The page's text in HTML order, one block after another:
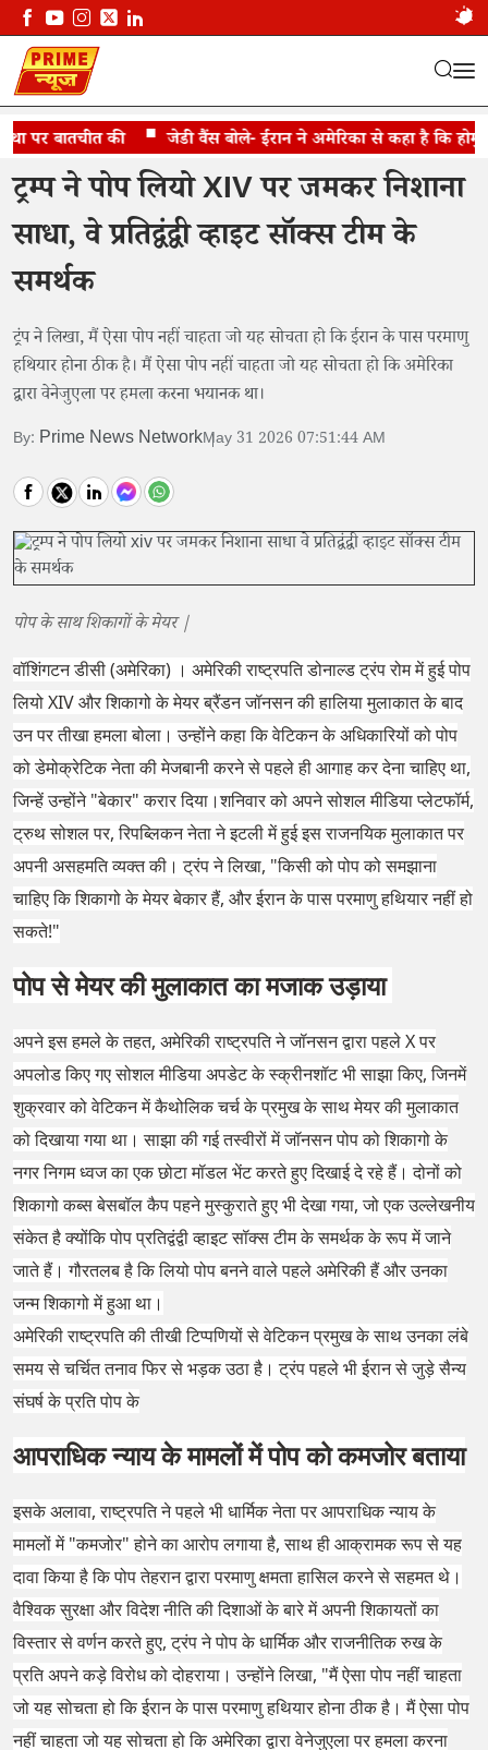
बातचीत की जेडी वैंस बोले- ईरान ने अमेरिका से कहा है कि होर्मुज
बोले, बेकार इंसान हैं शिकागो के मेयर
ट्रम्प ने पोप लियो XIV पर जमकर निशाना
साधा, वे प्रतिद्वंद्वी व्हाइट सॉक्स टीम के
समर्थक
ट्रंप ने लिखा, मैं ऐसा पोप नहीं चाहता जो यह सोचता हो कि ईरान के पास परमाणु
हथियार होना ठीक है। मैं ऐसा पोप नहीं चाहता जो यह सोचता हो कि अमेरिका
द्वारा वेनेजुएला पर हमला करना भयानक था।
By: Prime News NetworkMay 31 2026 07:51:44 AM
पोप के साथ शिकागों के मेयर |
वॉशिंगटन डीसी (अमेरिका) । अमेरिकी राष्ट्रपति डोनाल्ड ट्रंप रोम में हुई पोप
लियो XIV और शिकागो के मेयर ब्रैंडन जॉनसन की हालिया मुलाकात के बाद
उन पर तीखा हमला बोला। उन्होंने कहा कि वेटिकन के अधिकारियों को पोप
को डेमोक्रेटिक नेता की मेजबानी करने से पहले ही आगाह कर देना चाहिए था,
जिन्हें उन्होंने "बेकार" करार दिया।शनिवार को अपने सोशल मीडिया प्लेटफॉर्म,
ट्रुथ सोशल पर, रिपब्लिकन नेता ने इटली में हुई इस राजनयिक मुलाकात पर
अपनी असहमति व्यक्त की। ट्रंप ने लिखा, "किसी को पोप को समझाना
चाहिए कि शिकागो के मेयर बेकार हैं, और ईरान के पास परमाणु हथियार नहीं हो
सकते!"
पोप से मेयर की मुलाकात का मजाक उड़ाया
अपने इस हमले के तहत, अमेरिकी राष्ट्रपति ने जॉनसन द्वारा पहले X पर
अपलोड किए गए सोशल मीडिया अपडेट के स्क्रीनशॉट भी साझा किए, जिनमें
शुक्रवार को वेटिकन में कैथोलिक चर्च के प्रमुख के साथ मेयर की मुलाकात
को दिखाया गया था। साझा की गई तस्वीरों में जॉनसन पोप को शिकागो के
नगर निगम ध्वज का एक छोटा मॉडल भेंट करते हुए दिखाई दे रहे हैं। दोनों को
शिकागो कब्स बेसबॉल कैप पहने मुस्कुराते हुए भी देखा गया, जो एक उल्लेखनीय
संकेत है क्योंकि पोप प्रतिद्वंद्वी व्हाइट सॉक्स टीम के समर्थक के रूप में जाने
जाते हैं। गौरतलब है कि लियो पोप बनने वाले पहले अमेरिकी हैं और उनका
जन्म शिकागो में हुआ था।
अमेरिकी राष्ट्रपति की तीखी टिप्पणियों से वेटिकन प्रमुख के साथ उनका लंबे
समय से चर्चित तनाव फिर से भड़क उठा है। ट्रंप पहले भी ईरान से जुड़े सैन्य
संघर्ष के प्रति पोप के
आपराधिक न्याय के मामलों में पोप को कमजोर बताया
इसके अलावा, राष्ट्रपति ने पहले भी धार्मिक नेता पर आपराधिक न्याय के
मामलों में "कमजोर" होने का आरोप लगाया है, साथ ही आक्रामक रूप से यह
दावा किया है कि पोप तेहरान द्वारा परमाणु क्षमता हासिल करने से सहमत थे।
वैश्विक सुरक्षा और विदेश नीति की दिशाओं के बारे में अपनी शिकायतों का
विस्तार से वर्णन करते हुए, ट्रंप ने पोप के धार्मिक और राजनीतिक रुख के
प्रति अपने कड़े विरोध को दोहराया। उन्होंने लिखा, "मैं ऐसा पोप नहीं चाहता
जो यह सोचता हो कि ईरान के पास परमाणु हथियार होना ठीक है। मैं ऐसा पोप
नहीं चाहता जो यह सोचता हो कि अमेरिका द्वारा वेनेजुएला पर हमला करना